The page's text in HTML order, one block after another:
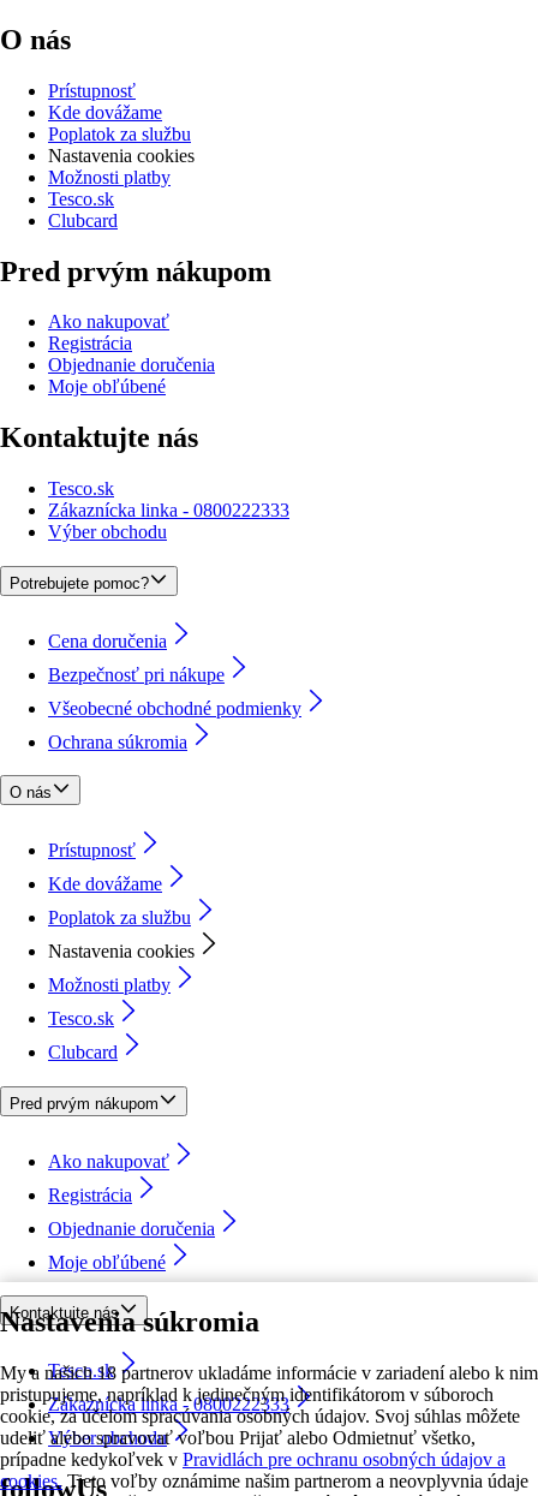
Nastavenia súkromia
My a našich 18 partnerov ukladáme informácie v zariadení alebo k nim
pristupujeme, napríklad k jedinečným identifikátorom v súboroch
cookie, za účelom spracúvania osobných údajov. Svoj súhlas môžete
udeliť alebo spravovať voľbou Prijať alebo Odmietnuť všetko,
prípadne kedykoľvek v Pravidlách pre ochranu osobných údajov a
cookies. Tieto voľby oznámime našim partnerom a neovplyvnia údaje
O nás
Prístupnosť
Kde dovážame
Poplatok za službu
Nastavenia cookies
Možnosti platby
Tesco.sk
Clubcard
Pred prvým nákupom
Ako nakupovať
Registrácia
Objednanie doručenia
Moje obľúbené
Kontaktujte nás
Tesco.sk
Zákaznícka linka - 0800222333
Výber obchodu
Potrebujete pomoc?
Cena doručenia
Bezpečnosť pri nákupe
Všeobecné obchodné podmienky
Ochrana súkromia
O nás
Prístupnosť
Kde dovážame
Poplatok za službu
Nastavenia cookies
Možnosti platby
Tesco.sk
Clubcard
Pred prvým nákupom
Ako nakupovať
Registrácia
Objednanie doručenia
Moje obľúbené
Kontaktujte nás
Tesco.sk
Zákaznícka linka - 0800222333
Výber obchodu
followUs